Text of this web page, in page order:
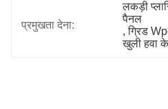
प्रमुखता देना:
लकड़ी
पैनल
, ग्रिड
खुली हवा